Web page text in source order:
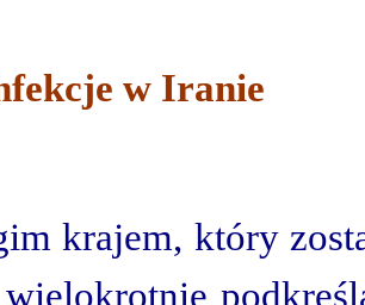
w Iranie
krajem, który